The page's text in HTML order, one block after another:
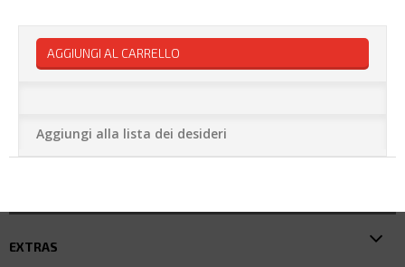
AGGIUNGI AL CARRELLO
Aggiungi alla lista dei desideri
EXTRAS